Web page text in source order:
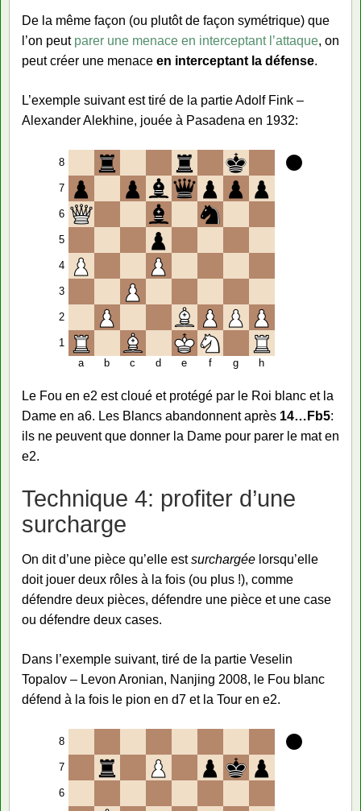
De la même façon (ou plutôt de façon symétrique) que
l’on peut parer une menace en interceptant l’attaque, on
peut créer une menace en interceptant la défense.
L’exemple suivant est tiré de la partie Adolf Fink –
Alexander Alekhine, jouée à Pasadena en 1932:
8
7
6
5
4
3
2
1
a
b c d e f g h
Le Fou en e2 est cloué et protégé par le Roi blanc et la
Dame en a6. Les Blancs abandonnent après 14…Fb5:
ils ne peuvent que donner la Dame pour parer le mat en
e2.
Technique 4: profiter d’une
surcharge
On dit d’une pièce qu’elle estsurchargée lorsqu’elle
doit jouer deux rôles à la fois (ou plus !), comme
défendre deux pièces, défendre une pièce et une case
ou défendre deux cases.
Dans l’exemple suivant, tiré de la partie Veselin
Topalov – Levon Aronian, Nanjing 2008, le Fou blanc
défend à la fois le pion en d7 et la Tour en e2.
8
7
6